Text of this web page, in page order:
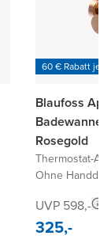
60 € Rabatt je
Blaufoss
Rosegold
Thermostat-
Ohne
UVP 598,-
325,-